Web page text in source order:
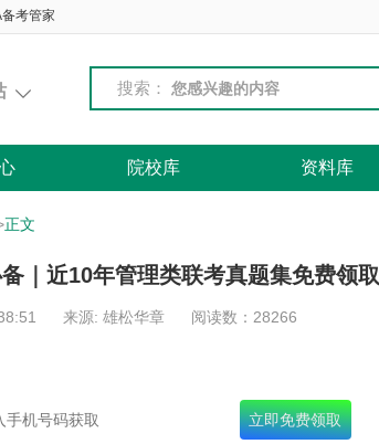
考管家
搜索：
院校库 资料库
正文
｜近10年管理类联考真题集免费领取
来源: 雄松华章 阅读数： 28266